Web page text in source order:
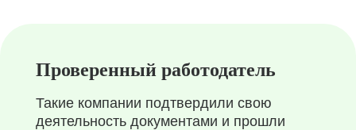
Проверенный работодатель
Такие компании подтвердили свою
деятельность документами и прошли